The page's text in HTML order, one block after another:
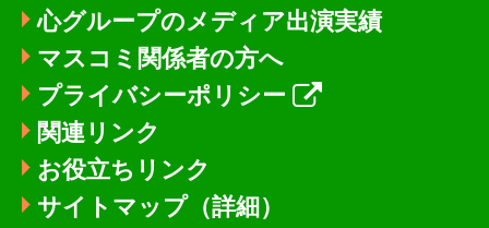
心グループのメディア出演実績
マスコミ関係者の方へ
プライバシーポリシー
関連リンク
お役立ちリンク
サイトマップ（詳細）